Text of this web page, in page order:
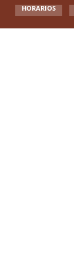
HORARIOS